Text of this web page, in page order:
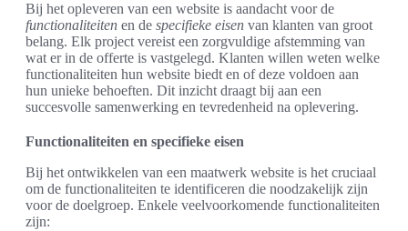
Bij het opleveren van een website is aandacht voor de
functionaliteiten en de specifieke eisen van klanten van groot
belang. Elk project vereist een zorgvuldige afstemming van
wat er in de offerte is vastgelegd. Klanten willen weten welke
functionaliteiten hun website biedt en of deze voldoen aan
hun unieke behoeften. Dit inzicht draagt bij aan een
succesvolle samenwerking en tevredenheid na oplevering.
Functionaliteiten en specifieke eisen
Bij het ontwikkelen van een maatwerk website is het cruciaal
om de functionaliteiten te identificeren die noodzakelijk zijn
voor de doelgroep. Enkele veelvoorkomende functionaliteiten
zijn: